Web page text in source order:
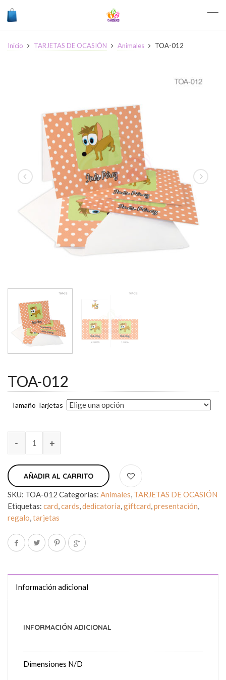
Inicio TARJETAS DE OCASIÓN Animales TOA-012
TOA-012
Tamaño Tarjetas
AÑADIR AL CARRITO
SKU: TOA-012 Categorías: Animales, TARJETAS DE OCASIÓN
Etiquetas: card,cards,dedicatoria,giftcard,presentación,
regalo,tarjetas
Información adicional
INFORMACIÓN ADICIONAL
Dimensiones N/D